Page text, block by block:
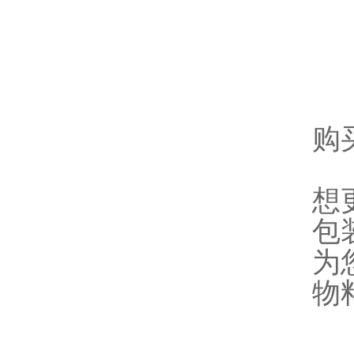
购
想
包
为
物